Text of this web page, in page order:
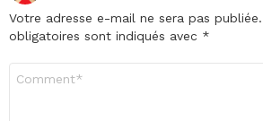
Votre adresse e-mail ne sera pas publiée.
obligatoires sont indiqués avec *